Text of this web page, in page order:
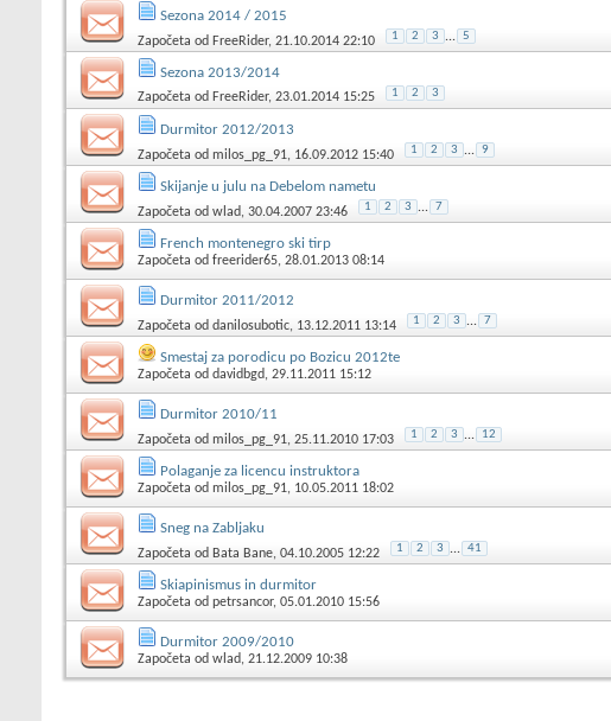
Sezona 2014 / 2015
Započeta od FreeRider, 21.10.2014 22:10 1 2 3 ... 5
Sezona 2013/2014
Započeta od FreeRider, 23.01.2014 15:25 1 2 3
Durmitor 2012/2013
Započeta od milos_pg_91, 16.09.2012 15:40 1 2 3 ... 9
Skijanje u julu na Debelom nametu
Započeta od wlad, 30.04.2007 23:46 1 2 3 ... 7
French montenegro ski tirp
Započeta od freerider65, 28.01.2013 08:14
Durmitor 2011/2012
Započeta od danilosubotic, 13.12.2011 13:14 1 2 3 ... 7
Smestaj za porodicu po Bozicu 2012te
Započeta od davidbgd, 29.11.2011 15:12
Durmitor 2010/11
Započeta od milos_pg_91, 25.11.2010 17:03 1 2 3 ... 12
Polaganje za licencu instruktora
Započeta od milos_pg_91, 10.05.2011 18:02
Sneg na Zabljaku
Započeta od Bata Bane, 04.10.2005 12:22 1 2 3 ... 41
Skiapinismus in durmitor
Započeta od petrsancor, 05.01.2010 15:56
Durmitor 2009/2010
Započeta od wlad, 21.12.2009 10:38